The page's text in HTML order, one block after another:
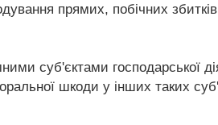
прямих, побічних
суб'єктами господарської
шкоди у інших таких